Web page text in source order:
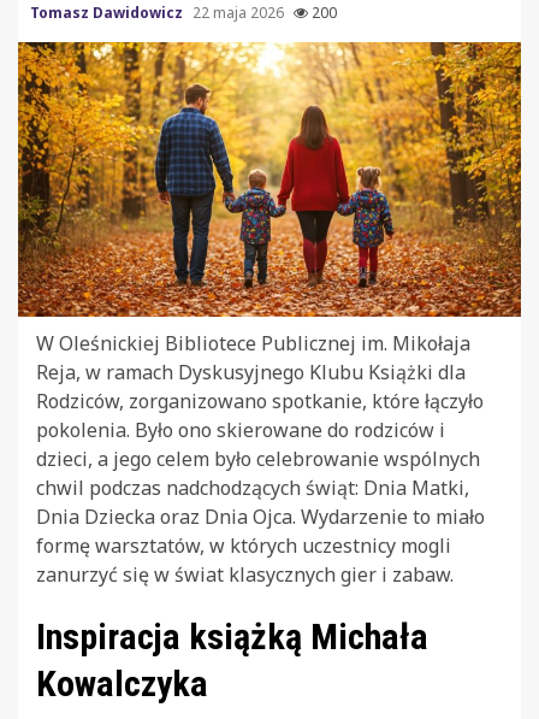
Tomasz Dawidowicz 22 maja 2026 200
W Oleśnickiej Bibliotece Publicznej im. Mikołaja
Reja, w ramach Dyskusyjnego Klubu Książki dla
Rodziców, zorganizowano spotkanie, które łączyło
pokolenia. Było ono skierowane do rodziców i
dzieci, a jego celem było celebrowanie wspólnych
chwil podczas nadchodzących świąt: Dnia Matki,
Dnia Dziecka oraz Dnia Ojca. Wydarzenie to miało
formę warsztatów, w których uczestnicy mogli
zanurzyć się w świat klasycznych gier i zabaw.
Inspiracja książką Michała
Kowalczyka